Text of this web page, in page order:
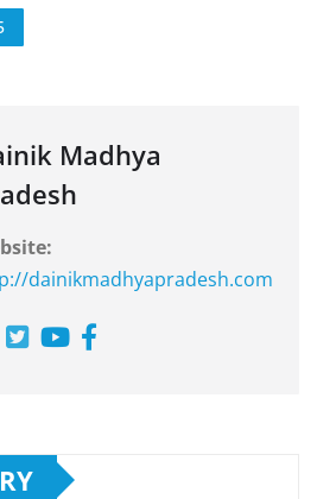
Madhya
dainikmadhyapradesh.com